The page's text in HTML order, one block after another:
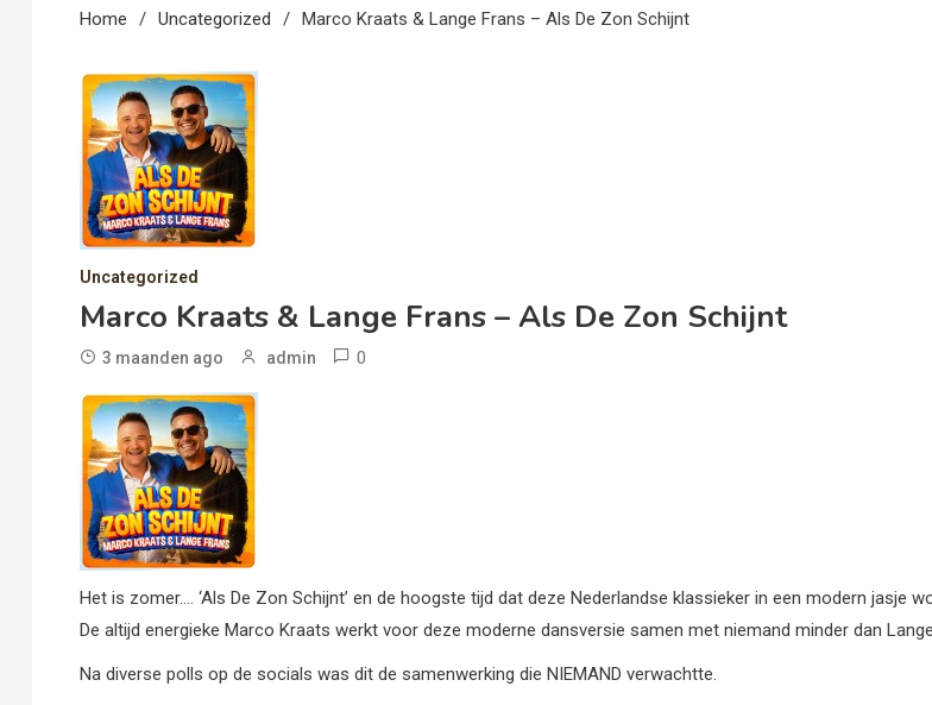
Home Uncategorized Marco Kraats & Lange Frans – Als De Zon Schijnt
Uncategorized
Marco Kraats & Lange Frans – Als De Zon Schijnt
3 maanden ago admin 0
Het is zomer…. ‘Als De Zon Schijnt’ en de hoogste tijd dat deze Nederlandse klassieker in een modern jasje
De altijd energieke Marco Kraats werkt voor deze moderne dansversie samen met niemand minder dan
Na diverse polls op de socials was dit de samenwerking die NIEMAND verwachtte.